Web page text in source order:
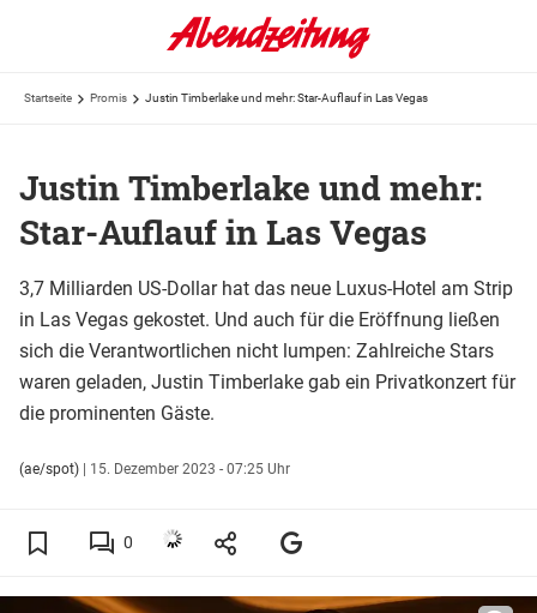
Startseite Promis Justin Timberlake und mehr: Star-Auflauf in Las Vegas
Justin Timberlake und mehr:
Star-Auflauf in Las Vegas
3,7 Milliarden US-Dollar hat das neue Luxus-Hotel am Strip
in Las Vegas gekostet. Und auch für die Eröffnung ließen
sich die Verantwortlichen nicht lumpen: Zahlreiche Stars
waren geladen, Justin Timberlake gab ein Privatkonzert für
die prominenten Gäste.
(ae/spot) | 15. Dezember 2023 - 07:25 Uhr
0